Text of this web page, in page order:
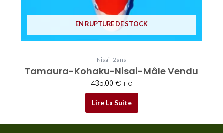
EN RUPTURE DE STOCK
Nisai | 2 ans
Tamaura-Kohaku-Nisai-Mâle Vendu
435,00 € TTC
Lire La Suite